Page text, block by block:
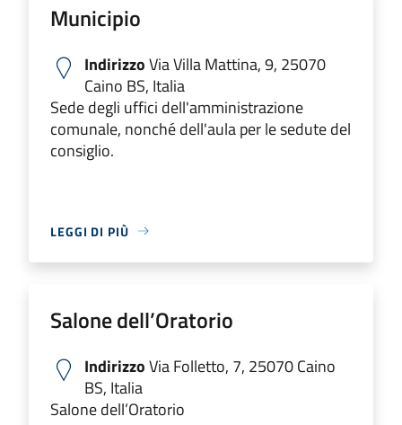
Municipio
IndirizzoVia Villa Mattina, 9, 25070
Caino BS, Italia
Sede degli uffici dell'amministrazione
comunale, nonché dell'aula per le sedute del
consiglio.
LEGGI DI PIÙ
Salone dell’Oratorio
IndirizzoVia Folletto, 7, 25070 Caino
BS, Italia
Salone dell’Oratorio